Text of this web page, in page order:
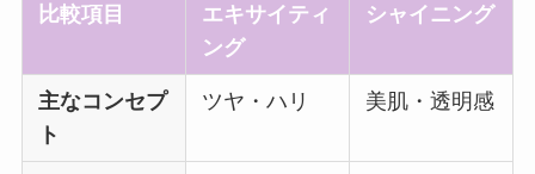
比較項目
エキサイティ
ング
シャイニング
主なコンセプ
ト
ツヤ・ハリ 美肌・透明感